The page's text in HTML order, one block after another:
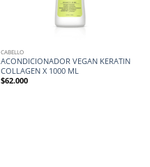
CABELLO
ACONDICIONADOR VEGAN KERATIN
COLLAGEN X 1000 ML
$62.000